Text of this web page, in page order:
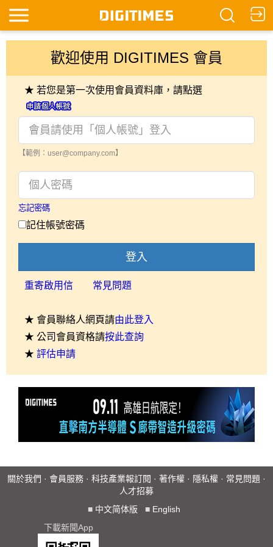
歡迎使用 DIGITIMES 會員
★ 若您是第一次使用會員資料庫，請點選
【範例：user@company.com】
忘記密碼
記住帳號密碼
登入
重寄啟用信 常見問題
★ 會員聯絡人網頁請由此登入
★ 公司會員資格請按此查詢
★ 評估申請
關於我們 · 會員服務 · 科技產業報訂閱 · 著作權 · 隱私權 · 常見問題 ·
人才招募
■ 中文简体版 ■ English
下載新聞App